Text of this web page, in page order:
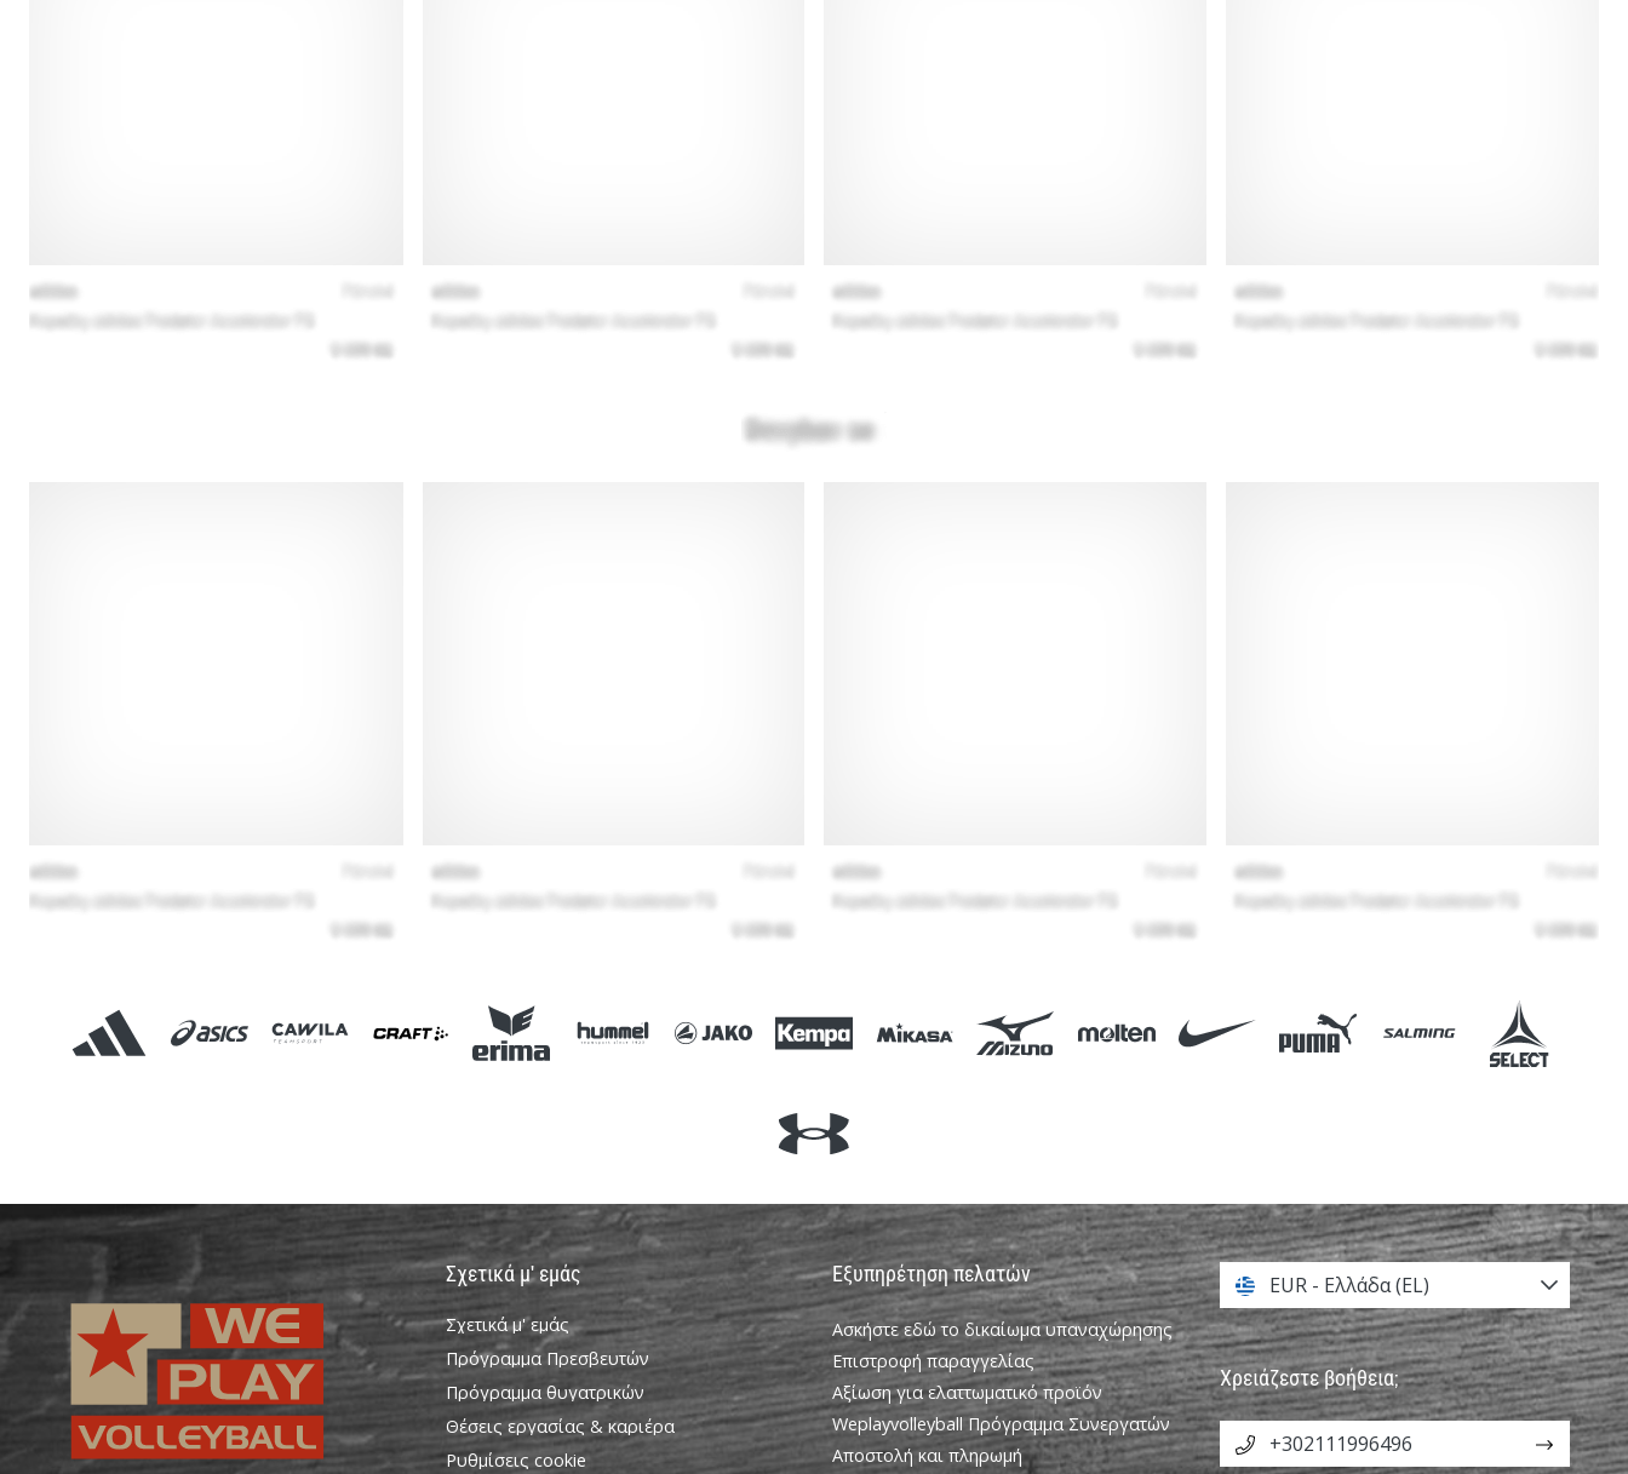
Σχετικά μ' εμάς
Σχετικά μ' εμάς
Πρόγραμμα Πρεσβευτών
Πρόγραμμα θυγατρικών
Θέσεις εργασίας & καριέρα
Ρυθμίσεις cookie
Εξυπηρέτηση πελατών
Ασκήστε εδώ το δικαίωμα υπαναχώρησης
Επιστροφή παραγγελίας
Αξίωση για ελαττωματικό προϊόν
Weplayvolleyball Πρόγραμμα Συνεργατών
Αποστολή και πληρωμή
EUR - Ελλάδα (EL)
Χρειάζεστε βοήθεια;
+302111996496